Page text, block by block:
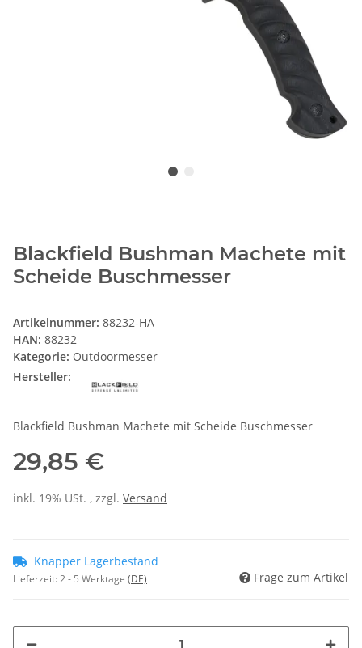
Blackfield Bushman Machete mit
Scheide Buschmesser
Artikelnummer: 88232-HA
HAN: 88232
Kategorie: Outdoormesser
Hersteller:
Blackfield Bushman Machete mit Scheide Buschmesser
29,85 €
inkl. 19% USt. , zzgl. Versand
Knapper Lagerbestand
Lieferzeit:2 - 5 Werktage (DE) Frage zum Artikel